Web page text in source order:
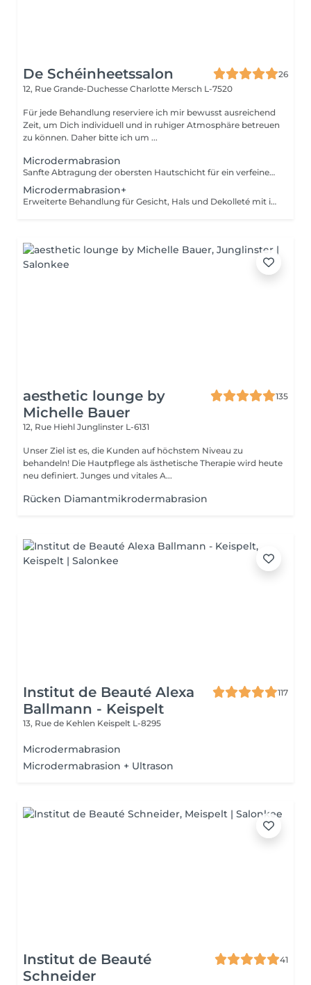
De Schéinheetssalon
26
12, Rue Grande-Duchesse Charlotte Mersch L-7520
Für jede Behandlung reserviere ich mir bewusst ausreichend
Zeit, um Dich individuell und in ruhiger Atmosphäre betreuen
zu können. Daher bitte ich um ...
Microdermabrasion
Sanfte Abtragung der obersten Hautschicht für ein verfeinertes, ebenmäßiges Hautbild und mehr Strahlkraft. Ohne Massage und Ausreinigung. Eine Kur (5+1 gratis) möglich, diese wird individuell auf dein Hautbild abgestimmt. Intervalle und Details besprechen wir persönlich vor Ort, um optimale Ergebnisse zu erzielen.
Microdermabrasion+
Erweiterte Behandlung für Gesicht, Hals und Dekolleté mit intensiver Pflege. Wahlweise mit Ausreinigung oder Massage für ein sichtbar glatteres Hautbild. Eine Kur (5+1 gratis) möglich, diese wird individuell auf dein Hautbild abgestimmt Intervalle und Details besprechen wir persönlich vor Ort, um optimale Ergebnisse zu erzielen
aesthetic lounge by
Michelle Bauer
135
12, Rue Hiehl Junglinster L-6131
Unser Ziel ist es, die Kunden auf höchstem Niveau zu
behandeln! Die Hautpflege als ästhetische Therapie wird heute
neu definiert. Junges und vitales A...
Rücken Diamantmikrodermabrasion
Institut de Beauté Alexa
Ballmann - Keispelt
117
13, Rue de Kehlen Keispelt L-8295
Microdermabrasion
Microdermabrasion + Ultrason
Institut de Beauté
Schneider
41